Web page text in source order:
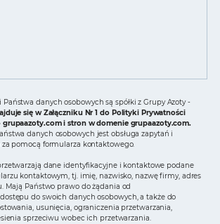
danych osobowych są spółki z Grupy Azoty -
się w Załączniku Nr 1 do Polityki Prywatności
grupaazoty.com i stron w domenie grupaazoty.com.
danych osobowych jest obsługa zapytań i
za pomocą formularza kontaktowego.
dane identyfikacyjne i kontaktowe podane
kontaktowym, tj. imię, nazwisko, nazwę firmy, adres
Państwo prawo do żądania od
do swoich danych osobowych, a także do
usunięcia, ograniczenia przetwarzania,
sprzeciwu wobec ich przetwarzania.